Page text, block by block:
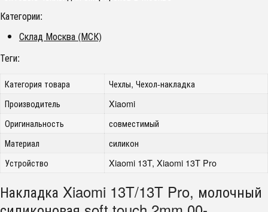
Категории:
Склад Москва (МСК)
Теги:
Категория товара
Чехлы, Чехол-накладка
Производитель
Xiaomi
Оригинальность
совместимый
Материал
силикон
Устройство
Xiaomi 13T, Xiaomi 13T Pro
Накладка Xiaomi 13T/13T Pro, молочный